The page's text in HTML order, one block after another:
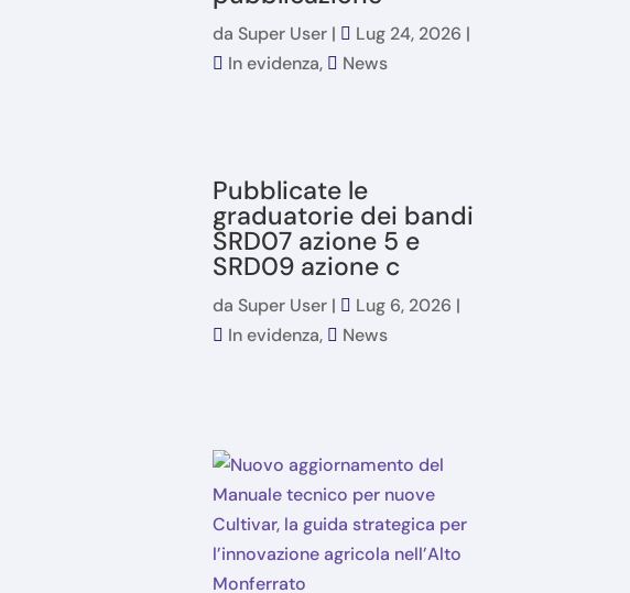
da Super User| Lug 24, 2026 |
In evidenza, News
Pubblicate le
graduatorie dei bandi
SRD07 azione 5 e
SRD09 azione c
da Super User| Lug 6, 2026 |
In evidenza, News